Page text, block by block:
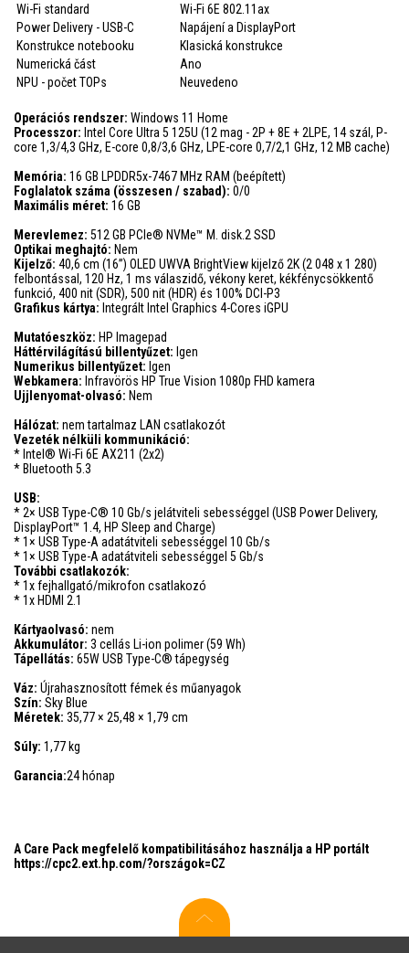
Wi-Fi standard
Wi-Fi 6E 802.11ax
Power Delivery - USB-C
Napájení a DisplayPort
Konstrukce notebooku
Klasická konstrukce
Numerická část
Ano
NPU - počet TOPs
Neuvedeno
Operációs rendszer: Windows 11 Home
Processzor: Intel Core Ultra 5 125U (12 mag - 2P + 8E + 2LPE, 14 szál, P-
core 1,3/4,3 GHz, E-core 0,8/3,6 GHz, LPE-core 0,7/2,1 GHz, 12 MB cache)
Memória: 16 GB LPDDR5x-7467 MHz RAM (beépített)
Foglalatok száma (összesen / szabad): 0/0
Maximális méret: 16 GB
Merevlemez: 512 GB PCIe® NVMe™ M. disk.2 SSD
Optikai meghajtó: Nem
Kijelző: 40,6 cm (16”) OLED UWVA BrightView kijelző 2K (2 048 x 1 280)
felbontással, 120 Hz, 1 ms válaszidő, vékony keret, kékfénycsökkentő
funkció, 400 nit (SDR), 500 nit (HDR) és 100% DCI-P3
Grafikus kártya: Integrált Intel Graphics 4-Cores iGPU
Mutatóeszköz: HP Imagepad
Háttérvilágítású billentyűzet: Igen
Numerikus billentyűzet: Igen
Webkamera: Infravörös HP True Vision 1080p FHD kamera
Ujjlenyomat-olvasó: Nem
Hálózat: nem tartalmaz LAN csatlakozót
Vezeték nélküli kommunikáció:
* Intel® Wi-Fi 6E AX211 (2x2)
* Bluetooth 5.3
USB:
* 2× USB Type-C® 10 Gb/s jelátviteli sebességgel (USB Power Delivery,
DisplayPort™ 1.4, HP Sleep and Charge)
* 1× USB Type-A adatátviteli sebességgel 10 Gb/s
* 1× USB Type-A adatátviteli sebességgel 5 Gb/s
További csatlakozók:
* 1x fejhallgató/mikrofon csatlakozó
* 1x HDMI 2.1
Kártyaolvasó: nem
Akkumulátor: 3 cellás Li-ion polimer (59 Wh)
Tápellátás: 65W USB Type-C® tápegység
Váz: Újrahasznosított fémek és műanyagok
Szín: Sky Blue
Méretek: 35,77 × 25,48 × 1,79 cm
Súly: 1,77 kg
Garancia:24 hónap
A Care Pack megfelelő kompatibilitásához használja a HP portált
https://cpc2.ext.hp.com/?országok=CZ